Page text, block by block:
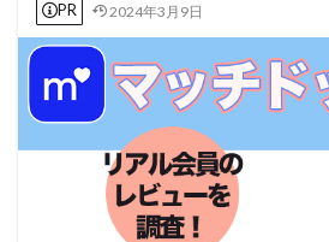
PR 2024年3月9日